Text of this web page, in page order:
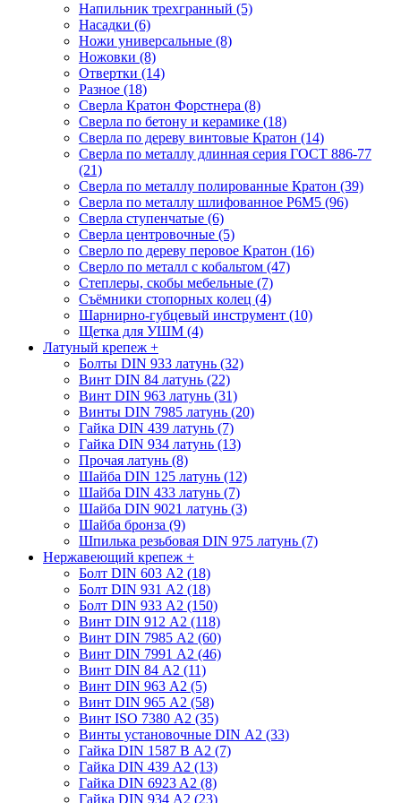
Напильник трехгранный (5)
Насадки (6)
Ножи универсальные (8)
Ножовки (8)
Отвертки (14)
Разное (18)
Сверла Кратон Форстнера (8)
Сверла по бетону и керамике (18)
Сверла по дереву винтовые Кратон (14)
Сверла по металлу длинная серия ГОСТ 886-77
(21)
Сверла по металлу полированные Кратон (39)
Сверла по металлу шлифованное Р6М5 (96)
Сверла ступенчатые (6)
Сверла центровочные (5)
Сверло по дереву перовое Кратон (16)
Сверло по металл с кобальтом (47)
Степлеры, скобы мебельные (7)
Съёмники стопорных колец (4)
Шарнирно-губцевый инструмент (10)
Щетка для УШМ (4)
Латуный крепеж +
Болты DIN 933 латунь (32)
Винт DIN 84 латунь (22)
Винт DIN 963 латунь (31)
Винты DIN 7985 латунь (20)
Гайка DIN 439 латунь (7)
Гайка DIN 934 латунь (13)
Прочая латунь (8)
Шайба DIN 125 латунь (12)
Шайба DIN 433 латунь (7)
Шайба DIN 9021 латунь (3)
Шайба бронза (9)
Шпилька резьбовая DIN 975 латунь (7)
Нержавеющий крепеж +
Болт DIN 603 А2 (18)
Болт DIN 931 А2 (18)
Болт DIN 933 А2 (150)
Винт DIN 912 А2 (118)
Винт DIN 7985 А2 (60)
Винт DIN 7991 А2 (46)
Винт DIN 84 А2 (11)
Винт DIN 963 А2 (5)
Винт DIN 965 А2 (58)
Винт ISO 7380 А2 (35)
Винты установочные DIN А2 (33)
Гайка DIN 1587 В А2 (7)
Гайка DIN 439 А2 (13)
Гайка DIN 6923 A2 (8)
Гайка DIN 934 А2 (23)